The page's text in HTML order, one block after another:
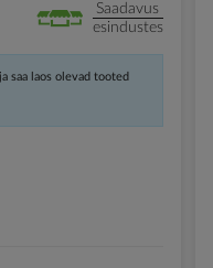
Saadavus
esindustes
saa laos olevad tooted